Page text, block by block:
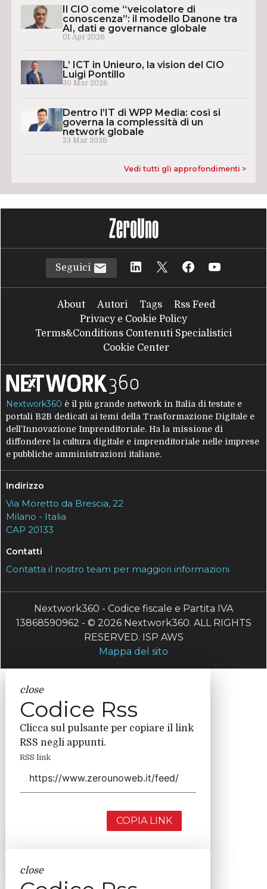
Il CIO come “veicolatore di
conoscenza”: il modello Danone tra
AI, dati e governance globale
01 Apr 2026
L’ ICT in Unieuro, la vision del CIO
Luigi Pontillo
30 Mar 2026
Dentro l’IT di WPP Media: così si
governa la complessità di un
network globale
23 Mar 2026
Vedi tutti gli approfondimenti >
Seguici
About Autori Tags
Rss Feed
Privacy e Cookie Policy
Terms&Conditions Contenuti Specialistici
Cookie Center
Nextwork360 è il più grande network in Italia di testate e
portali B2B dedicati ai temi della Trasformazione Digitale e
dell’Innovazione Imprenditoriale. Ha la missione di
diffondere la cultura digitale e imprenditoriale nelle imprese
e pubbliche amministrazioni italiane.
Indirizzo
Via Moretto da Brescia, 22
Milano - Italia
CAP 20133
Contatti
Contatta il nostro team per maggiori informazioni
Nextwork360 - Codice fiscale e Partita IVA
13868590962 - © 2026 Nextwork360. ALL RIGHTS
RESERVED. ISP AWS
Mappa del sito
close
Codice Rss
Clicca sul pulsante per copiare il link
RSS negli appunti.
RSS link
COPIA LINK
close